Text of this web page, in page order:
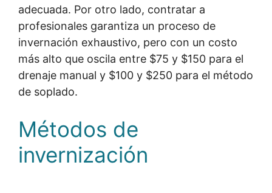
adecuada. Por otro lado, contratar a
profesionales garantiza un proceso de
invernación exhaustivo, pero con un costo
más alto que oscila entre $75 y $150 para el
drenaje manual y $100 y $250 para el método
de soplado.
Métodos de
invernización